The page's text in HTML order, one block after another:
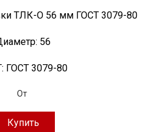
ТЛК-О 56 мм ГОСТ 3079-80
56
ГОСТ 3079-80
От
Купить